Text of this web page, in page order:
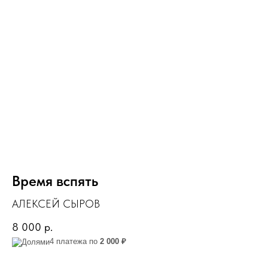
Время вспять
АЛЕКСЕЙ СЫРОВ
8 000 р.
4 платежа по 2 000 ₽